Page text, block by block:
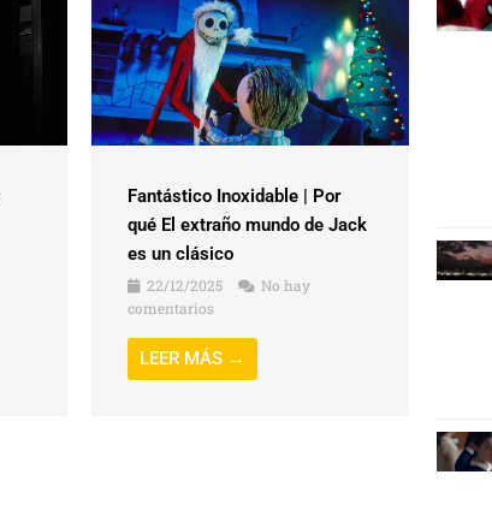
Fantástico Inoxidable | Por
qué El extraño mundo de Jack
es un clásico
22/12/2025
No hay
comentarios
LEER MÁS →